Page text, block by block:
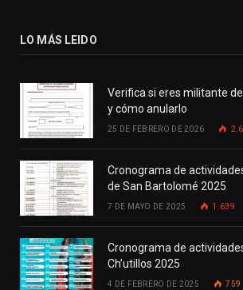
LO MÁS LEIDO
Verifica si eres militante
y cómo anularlo
25 DE FEBRERO DE 2026
Cronograma de
de San Bartolomé 2025
7 DE MAYO DE 2025 1.639
Cronograma de
Ch’utillos 2025
4 DE FEBRERO DE 2025 759